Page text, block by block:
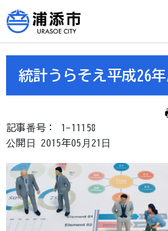
統計うらそえ平成26
記事番号： 1-11158
公開日 2015年05月21日